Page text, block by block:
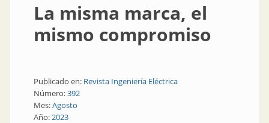
La misma marca, el
mismo compromiso
Publicado en: Revista Ingeniería Eléctrica
Número:392
Mes:Agosto
Año:2023